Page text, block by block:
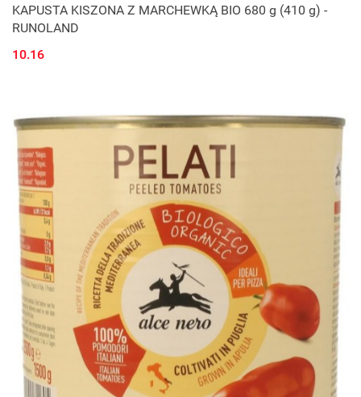
KAPUSTA KISZONA Z MARCHEWKĄ BIO 680 g (410 g) -
RUNOLAND
10.16